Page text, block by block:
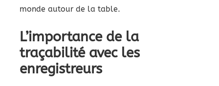
monde autour de la table.
L’importance de la
traçabilité avec les
enregistreurs